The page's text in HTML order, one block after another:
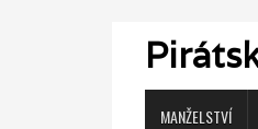
MANŽELSTVÍ